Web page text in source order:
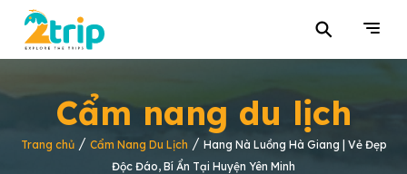
⚲
Cẩm nang du lịch
Trang chủ/ Cẩm Nang Du Lịch / Hang Nà Luồng Hà Giang | Vẻ Đẹp
Độc Đáo, Bí Ẩn Tại Huyện Yên Minh